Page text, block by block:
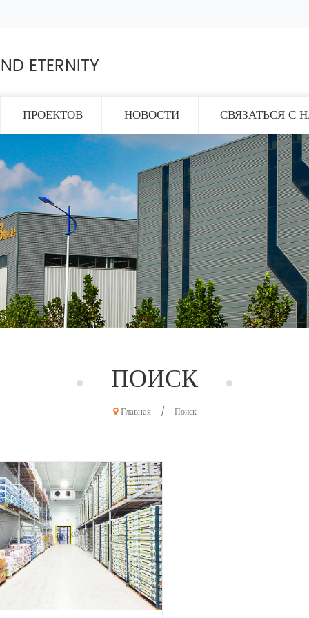
ETERNITY
ПРОЕКТОВ НОВОСТИ СВЯЗАТЬСЯ С
ПОИСК
Главная / Поиск